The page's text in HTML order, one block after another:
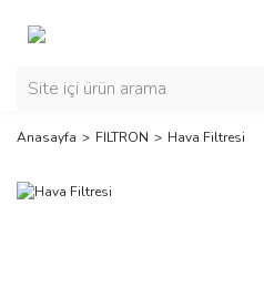
Anasayfa FILTRON Hava Filtresi